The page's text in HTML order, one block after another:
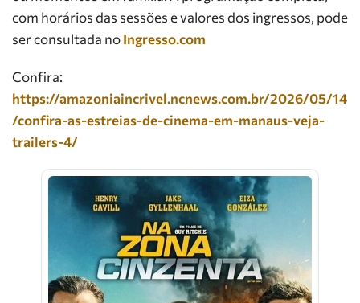
com horários das sessões e valores dos ingressos, pode
ser consultada noIngresso.com
Confira:
https://amazoniaincrivel.ncnews.com.br/2026/05/14
/confira-as-estreias-de-cinema-em-manaus-veja-
trailers-4/